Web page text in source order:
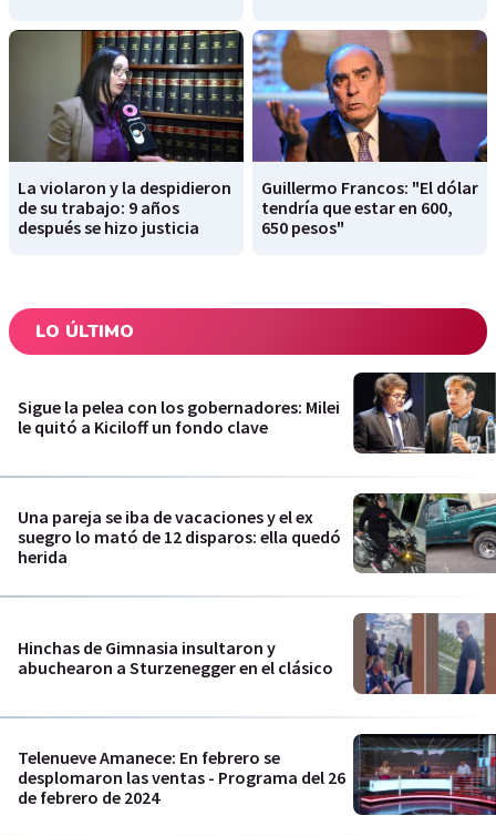
La violaron y la despidieron
de su trabajo: 9 años
después se hizo justicia
Guillermo Francos: "El dólar
tendría que estar en 600,
650 pesos"
LO ÚLTIMO
Sigue la pelea con los gobernadores: Milei
le quitó a Kiciloff un fondo clave
Una pareja se iba de vacaciones y el ex
suegro lo mató de 12 disparos: ella quedó
herida
Hinchas de Gimnasia insultaron y
abuchearon a Sturzenegger en el clásico
Telenueve Amanece: En febrero se
desplomaron las ventas - Programa del 26
de febrero de 2024